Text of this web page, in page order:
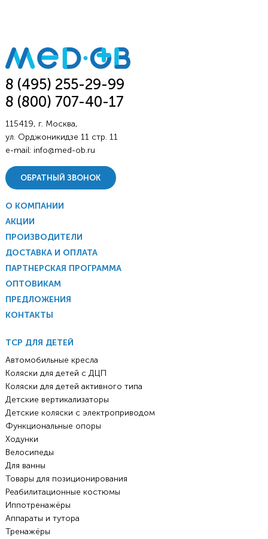
8 (495) 255-29-99
8 (800) 707-40-17
115419, г. Москва,
ул. Орджоникидзе 11 стр. 11
e-mail: info@med-ob.ru
ОБРАТНЫЙ ЗВОНОК
О КОМПАНИИ
АКЦИИ
ПРОИЗВОДИТЕЛИ
ДОСТАВКА И ОПЛАТА
ПАРТНЕРСКАЯ ПРОГРАММА
ОПТОВИКАМ
ПРЕДЛОЖЕНИЯ
КОНТАКТЫ
ТСР ДЛЯ ДЕТЕЙ
Автомобильные кресла
Коляски для детей с ДЦП
Коляски для детей активного типа
Детские вертикализаторы
Детские коляски с электроприводом
Функциональные опоры
Ходунки
Велосипеды
Для ванны
Товары для позиционирования
Реабилитационные костюмы
Иппотренажёры
Аппараты и тутора
Тренажёры